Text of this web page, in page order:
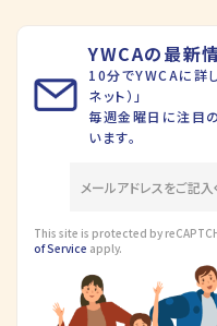
YWCAの最新
10分でYWCAに詳
ネット）」
毎週金曜日に注目
います。
This site is protected by
of Service apply.